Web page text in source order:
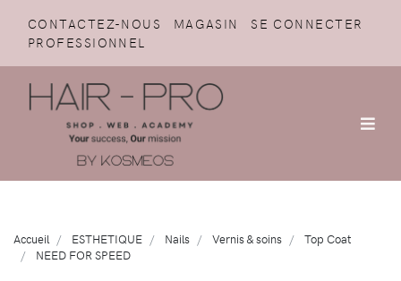
CONTACTEZ-NOUS MAGASIN
SE CONNECTER
PROFESSIONNEL
Accueil ESTHETIQUE Nails Vernis & soins
Top Coat
NEED FOR SPEED